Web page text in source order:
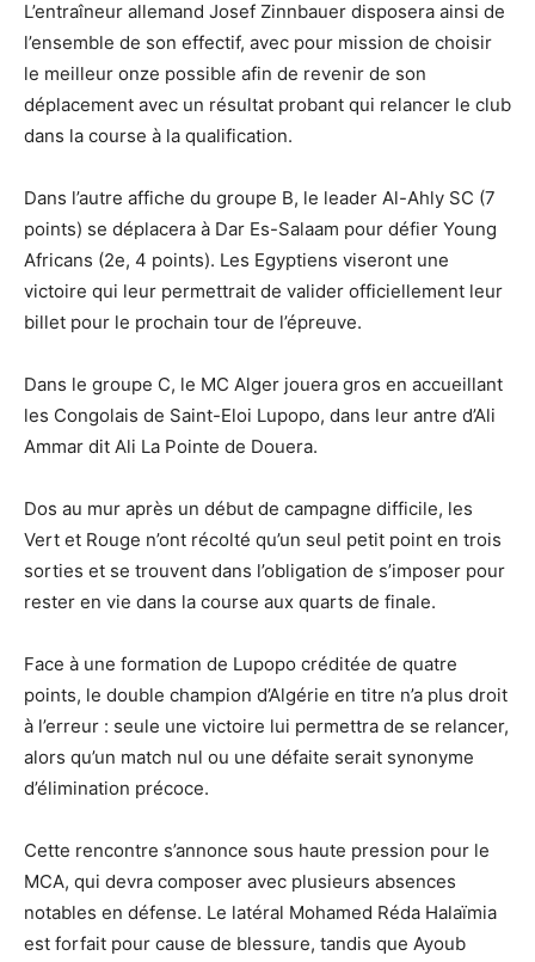
L’entraîneur allemand Josef Zinnbauer disposera ainsi de
l’ensemble de son effectif, avec pour mission de choisir
le meilleur onze possible afin de revenir de son
déplacement avec un résultat probant qui relancer le club
dans la course à la qualification.
Dans l’autre affiche du groupe B, le leader Al-Ahly SC (7
points) se déplacera à Dar Es-Salaam pour défier Young
Africans (2e, 4 points). Les Egyptiens viseront une
victoire qui leur permettrait de valider officiellement leur
billet pour le prochain tour de l’épreuve.
Dans le groupe C, le MC Alger jouera gros en accueillant
les Congolais de Saint-Eloi Lupopo, dans leur antre d’Ali
Ammar dit Ali La Pointe de Douera.
Dos au mur après un début de campagne difficile, les
Vert et Rouge n’ont récolté qu’un seul petit point en trois
sorties et se trouvent dans l’obligation de s’imposer pour
rester en vie dans la course aux quarts de finale.
Face à une formation de Lupopo créditée de quatre
points, le double champion d’Algérie en titre n’a plus droit
à l’erreur : seule une victoire lui permettra de se relancer,
alors qu’un match nul ou une défaite serait synonyme
d’élimination précoce.
Cette rencontre s’annonce sous haute pression pour le
MCA, qui devra composer avec plusieurs absences
notables en défense. Le latéral Mohamed Réda Halaïmia
est forfait pour cause de blessure, tandis que Ayoub